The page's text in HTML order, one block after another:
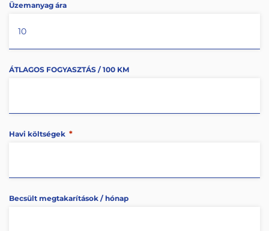
Üzemanyag ára
ÁTLAGOS FOGYASZTÁS / 100 KM
Havi költségek *
Becsült megtakarítások / hónap